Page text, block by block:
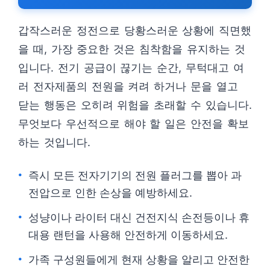
갑작스러운 정전으로 당황스러운 상황에 직면했
을 때, 가장 중요한 것은 침착함을 유지하는 것
입니다. 전기 공급이 끊기는 순간, 무턱대고 여
러 전자제품의 전원을 켜려 하거나 문을 열고
닫는 행동은 오히려 위험을 초래할 수 있습니다.
무엇보다 우선적으로 해야 할 일은 안전을 확보
하는 것입니다.
즉시 모든 전자기기의 전원 플러그를 뽑아 과
전압으로 인한 손상을 예방하세요.
성냥이나 라이터 대신 건전지식 손전등이나 휴
대용 랜턴을 사용해 안전하게 이동하세요.
가족 구성원들에게 현재 상황을 알리고 안전한